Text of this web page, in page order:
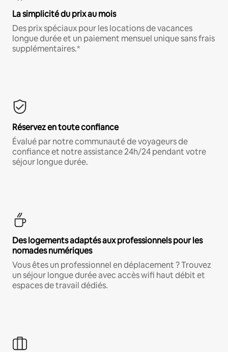
La simplicité du prix au mois
Des prix spéciaux pour les locations de vacances
longue durée et un paiement mensuel unique sans frais
supplémentaires.*
Réservez en toute confiance
Évalué par notre communauté de voyageurs de
confiance et notre assistance 24h/24 pendant votre
séjour longue durée.
Des logements adaptés aux professionnels pour les
nomades numériques
Vous êtes un professionnel en déplacement ? Trouvez
un séjour longue durée avec accès wifi haut débit et
espaces de travail dédiés.